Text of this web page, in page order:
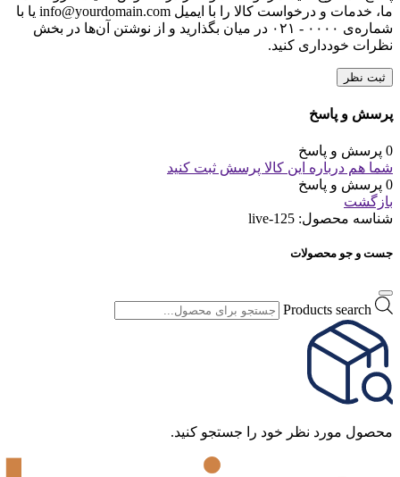
لطفا پیش از ارسال نظر، خلاصه قوانین زیر را مطالعه کنید: فارسی
بنویسید و از کیبورد فارسی استفاده کنید. بهتر است از فضای خالی
(Space) بیش‌از‌حدِ معمول، شکلک یا ایموجی استفاده نکنید و از
کشیدن حروف یا کلمات با صفحه‌کلید بپرهیزید. نظرات خود را
کنید؛ بدون تعصب به محصول خاص، مزایا و معایب را بازگو کنید و
بهتر است از ارسال نظرات چندکلمه‌‌ای خودداری کنید. بهتر است در
نظرات خود از تمرکز روی عناصر متغیر مثل قیمت، پرهیز کنید. به
کاربران و سایر اشخاص احترام بگذارید. پیام‌هایی که شامل محتوای
توهین‌آمیز و کلمات نامناسب باشند، حذف می‌شوند. از ارسال
لینک‌های سایت‌های دیگر و ارایه‌ی اطلاعات شخصی خودتان مثل
شماره تماس، ایمیل و آی‌دی شبکه‌های اجتماعی پرهیز کنید. با توجه
به ساختار بخش نظرات، از پرسیدن سوال یا درخواست راهنمایی در
این بخش خودداری کرده و سوالات خود را در بخش «پرسش و
پاسخ» مطرح کنید. هرگونه نقد و نظر در خصوص سایت فروشگاه
نظرات خودداری کنید.
ثبت نظر
پرسش و پاسخ
شما هم درباره این کالا پرسش ثبت کنید